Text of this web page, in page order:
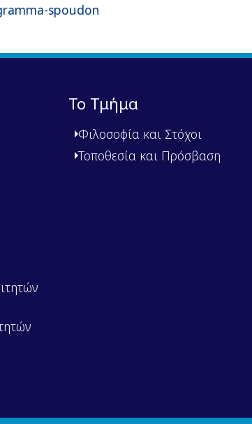
spoudon
Το Τμήμα
Φιλοσοφία και Στόχοι
Τοποθεσία και Πρόσβαση